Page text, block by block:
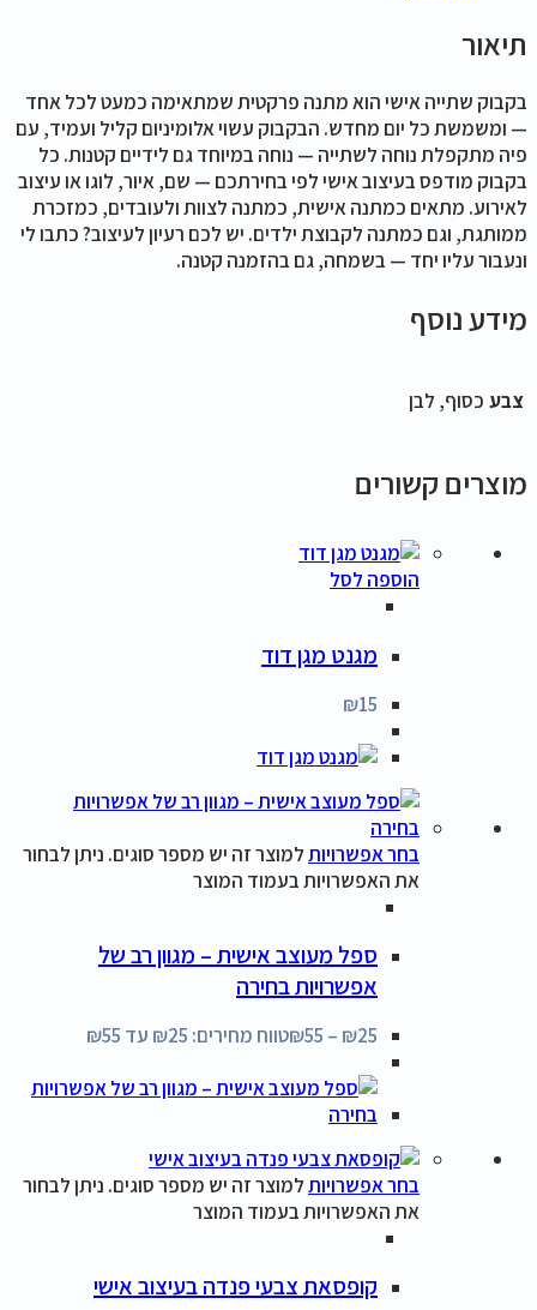
תיאור
בקבוק שתייה אישי הוא מתנה פרקטית שמתאימה כמעט לכל אחד
— ומשמשת כל יום מחדש. הבקבוק עשוי אלומיניום קליל ועמיד, עם
פיה מתקפלת נוחה לשתייה — נוחה במיוחד גם לידיים קטנות. כל
בקבוק מודפס בעיצוב אישי לפי בחירתכם — שם, איור, לוגו או עיצוב
לאירוע. מתאים כמתנה אישית, כמתנה לצוות ולעובדים, כמזכרת
ממותגת, וגם כמתנה לקבוצת ילדים. יש לכם רעיון לעיצוב? כתבו לי
ונעבור עליו יחד — בשמחה, גם בהזמנה קטנה.
מידע נוסף
צבע כסוף, לבן
מוצרים קשורים
הוספה לסל
מגנט מגן דוד
₪15
בחר אפשרויותלמוצר זה יש מספר סוגים. ניתן לבחור
את האפשרויות בעמוד המוצר
ספל מעוצב אישית – מגוון רב של
אפשרויות בחירה
₪25
–
₪55 טווח מחירים: ⁦₪25⁩ עד ⁦₪55⁩
בחר אפשרויותלמוצר זה יש מספר סוגים. ניתן לבחור
את האפשרויות בעמוד המוצר
קופסאת צבעי פנדה בעיצוב אישי